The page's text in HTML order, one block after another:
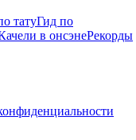
татуГид по
в онсэнеРекорды